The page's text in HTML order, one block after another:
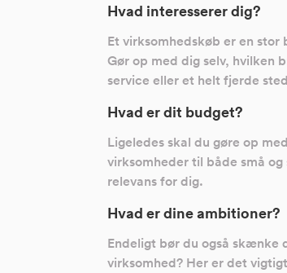
Hvad interesserer dig?
Et virksomhedskøb er en
Gør op med dig selv, hvilken
service eller et helt fjerde
Hvad er dit budget?
Ligeledes skal du gøre op
virksomheder til både små
relevans for dig.
Hvad er dine ambitioner?
Endeligt bør du også skænke
virksomhed? Her er det